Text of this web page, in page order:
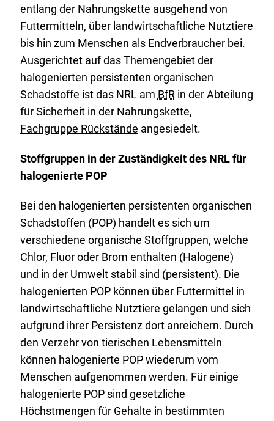
entlang der Nahrungskette ausgehend von
Futtermitteln, über landwirtschaftliche Nutztiere
bis hin zum Menschen als Endverbraucher bei.
Ausgerichtet auf das Themengebiet der
halogenierten persistenten organischen
Schadstoffe ist das NRL am BfRin der Abteilung
für Sicherheit in der Nahrungskette,
Fachgruppe Rückstände angesiedelt.
Stoffgruppen in der Zuständigkeit des NRL für
halogenierte POP
Bei den halogenierten persistenten organischen
Schadstoffen (POP) handelt es sich um
verschiedene organische Stoffgruppen, welche
Chlor, Fluor oder Brom enthalten (Halogene)
und in der Umwelt stabil sind (persistent). Die
halogenierten POP können über Futtermittel in
landwirtschaftliche Nutztiere gelangen und sich
aufgrund ihrer Persistenz dort anreichern. Durch
den Verzehr von tierischen Lebensmitteln
können halogenierte POP wiederum vom
Menschen aufgenommen werden. Für einige
halogenierte POP sind gesetzliche
Höchstmengen für Gehalte in bestimmten